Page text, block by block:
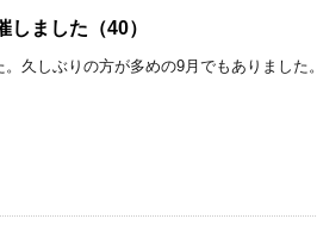
ました（40）
久しぶりの方が多めの9月でもありました。